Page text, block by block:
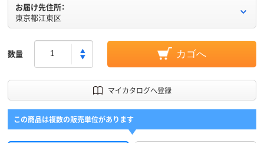
お届け先住所：
東京都江東区
数量 カゴへ
マイカタログへ登録
この商品は複数の販売単位があります